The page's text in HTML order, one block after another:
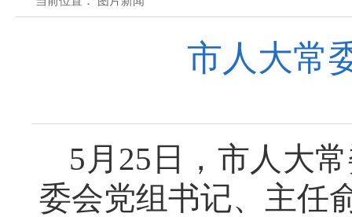
关于征集立法工作规划（2027年—2031
公开征集“扩大内需大力提振消费”社会
黄石市人民代表大会常务委员会公告
市人大常
5月25日，市人大
委会党组书记、主任